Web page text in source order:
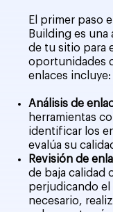
El primer paso
Building es una
de tu sitio para
oportunidades
enlaces incluye:
Análisis de
herramientas
identificar los
evalúa su
Revisión de
de baja calidad
perjudicando el
necesario,